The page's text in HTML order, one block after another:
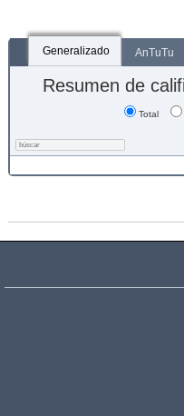
Generalizado AnTuTu
Resumen de
Total